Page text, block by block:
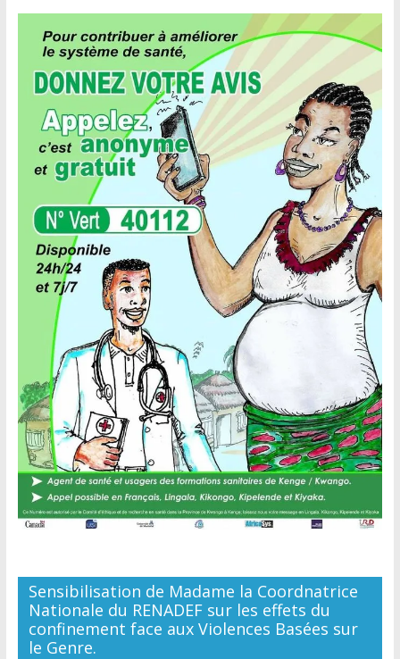
Sensibilisation de Madame la Coordnatrice
Nationale du RENADEF sur les effets du
confinement face aux Violences Basées sur
le Genre.